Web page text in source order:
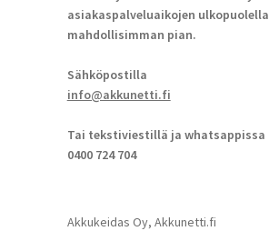
asiakaspalveluaikojen ulkopuolella
mahdollisimman pian.
Sähköpostilla
info@akkunetti.fi
Tai tekstiviestillä ja whatsappissa
0400 724 704
Akkukeidas Oy, Akkunetti.fi